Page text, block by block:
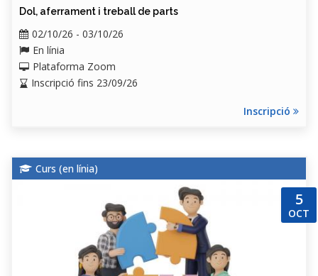
Dol, aferrament i treball de parts
02/10/26 - 03/10/26
En línia
Plataforma Zoom
Inscripció fins 23/09/26
Inscripció
Curs (en línia)
5
OCT